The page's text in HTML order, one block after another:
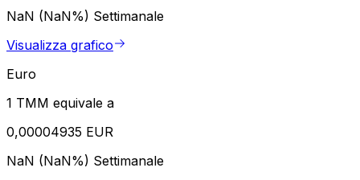
NaN (NaN%) Settimanale
Visualizza grafico
Euro
1 TMM equivale a
0,00004935 EUR
NaN (NaN%) Settimanale